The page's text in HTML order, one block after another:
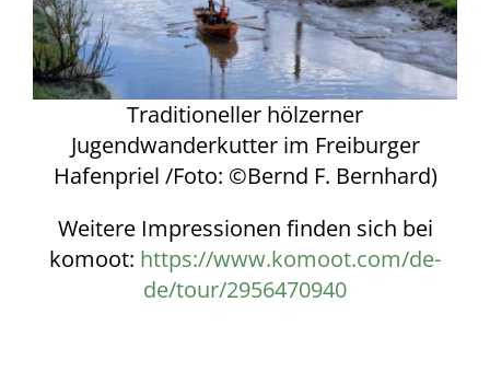
Traditioneller hölzerner
Jugendwanderkutter im Freiburger
Hafenpriel /Foto: ©Bernd F. Bernhard)
Weitere Impressionen finden sich bei
komoot: https://www.komoot.com/de-
de/tour/2956470940